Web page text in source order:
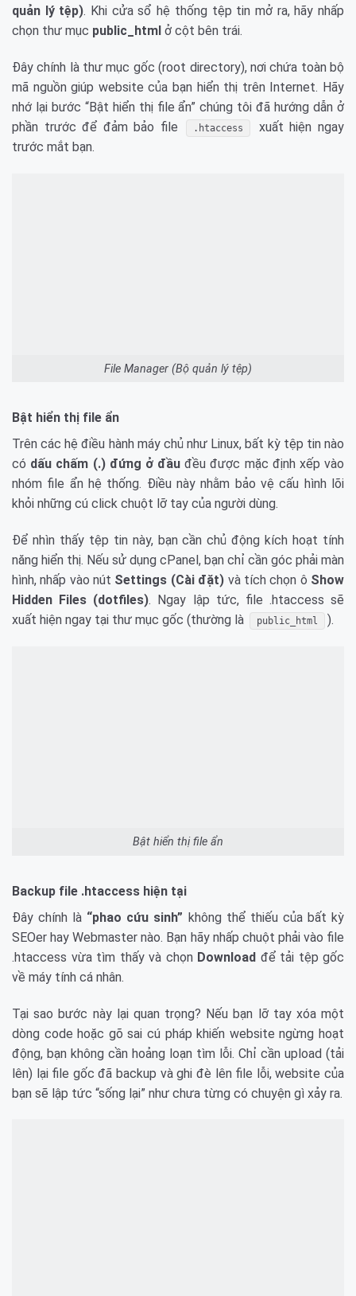
quản lý tệp). Khi cửa sổ hệ thống tệp tin mở ra, hãy nhấp
chọn thư mục public_html ở cột bên trái.
Đây chính là thư mục gốc (root directory), nơi chứa toàn bộ
mã nguồn giúp website của bạn hiển thị trên Internet. Hãy
nhớ lại bước “Bật hiển thị file ẩn” chúng tôi đã hướng dẫn ở
phần trước để đảm bảo file
.htaccess
xuất hiện ngay
trước mắt bạn.
File Manager (Bộ quản lý tệp)
Bật hiển thị file ẩn
Trên các hệ điều hành máy chủ như Linux, bất kỳ tệp tin nào
có dấu chấm (.) đứng ở đầu đều được mặc định xếp vào
nhóm file ẩn hệ thống. Điều này nhằm bảo vệ cấu hình lõi
khỏi những cú click chuột lỡ tay của người dùng.
Để nhìn thấy tệp tin này, bạn cần chủ động kích hoạt tính
năng hiển thị. Nếu sử dụng cPanel, bạn chỉ cần góc phải màn
hình, nhấp vào nút Settings (Cài đặt) và tích chọn ô Show
Hidden Files (dotfiles). Ngay lập tức, file .htaccess sẽ
xuất hiện ngay tại thư mục gốc (thường là
public_html ).
Bật hiển thị file ẩn
Backup file .htaccess hiện tại
Đây chính là “phao cứu sinh” không thể thiếu của bất kỳ
SEOer hay Webmaster nào. Bạn hãy nhấp chuột phải vào file
.htaccess vừa tìm thấy và chọn Download để tải tệp gốc
về máy tính cá nhân.
Tại sao bước này lại quan trọng? Nếu bạn lỡ tay xóa một
dòng code hoặc gõ sai cú pháp khiến website ngừng hoạt
động, bạn không cần hoảng loạn tìm lỗi. Chỉ cần upload (tải
lên) lại file gốc đã backup và ghi đè lên file lỗi, website của
bạn sẽ lập tức “sống lại” như chưa từng có chuyện gì xảy ra.